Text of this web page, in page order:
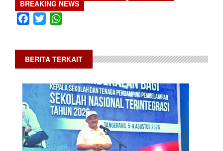
BREAKING NEWS
Facebook
Twitter
BERITA TERKAIT